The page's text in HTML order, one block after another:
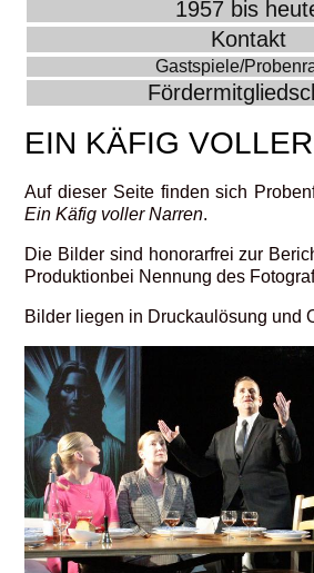
1957 bis
Kontakt
Gastspiele/
EIN KÄFIG
Auf dieser Seite finden sich
Ein Käfig voller Narren.
Die Bilder sind honorarfrei zur
Produktionbei Nennung des
Bilder liegen in Druckaulösung und